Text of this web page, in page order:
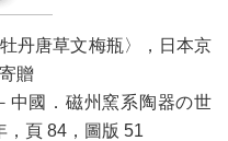
丹唐草文梅瓶〉，日本京
贈
中國．磁州窯系陶器の世
，頁 84，圖版 51